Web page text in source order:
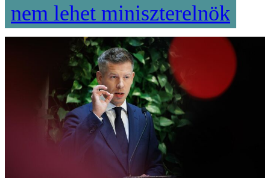
nem lehet miniszterelnök